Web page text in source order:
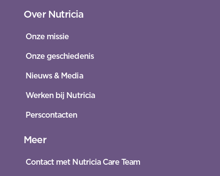
Over Nutricia
Onze missie
Onze geschiedenis
Nieuws & Media
Werken bij Nutricia
Perscontacten
Meer
Contact met Nutricia Care Team